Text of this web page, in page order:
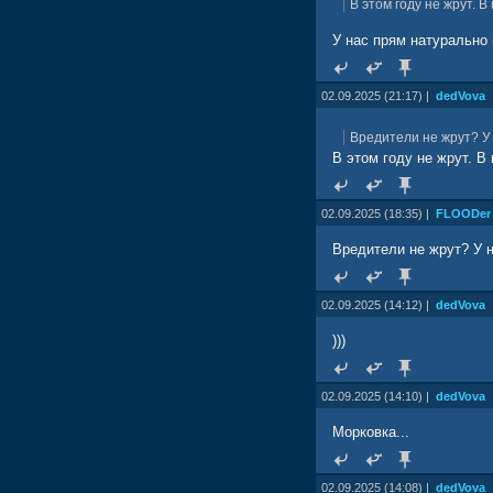
Эффективность
раза. При этом
ДНК-акарициды в
насекомым. Поэтому
«Наша разработка
что комбинация
такими как
действие на
биологических наук,
государственного
Результаты
of Invertebrate Pathology.
Подробнее:
наука.рф/news/novyy-
В этом году не жрут.
У нас прям натурально
02.09.2025 (21:17) | dedVova
Вредители не жрут?
В этом году не жрут.
02.09.2025 (18:35) | FLOODer
Вредители не жрут? У
02.09.2025 (14:12) | dedVova
)))
02.09.2025 (14:10) | dedVova
Морковка...
02.09.2025 (14:08) | dedVova